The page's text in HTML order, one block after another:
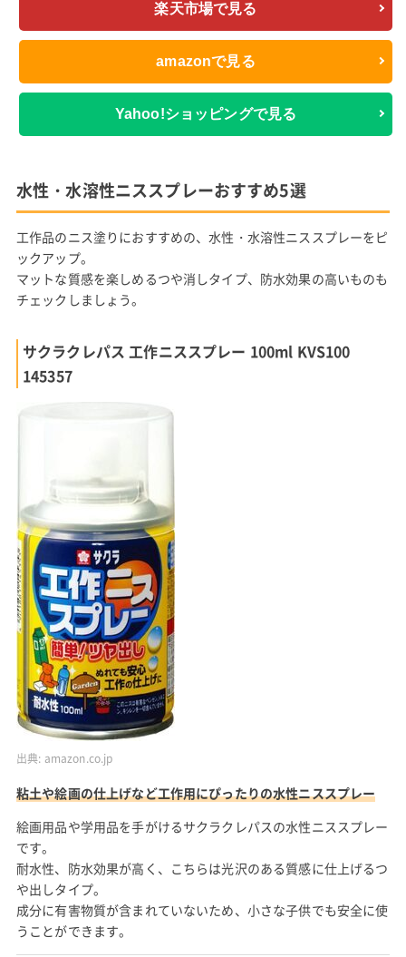
楽天市場で見る
amazonで見る
Yahoo!ショッピングで見る
水性・水溶性ニススプレーおすすめ5選
工作品のニス塗りにおすすめの、水性・水溶性ニススプレーをピ
ックアップ。
マットな質感を楽しめるつや消しタイプ、防水効果の高いものも
チェックしましょう。
サクラクレパス 工作ニススプレー 100ml KVS100
145357
出典: amazon.co.jp
粘土や絵画の仕上げなど工作用にぴったりの水性ニススプレー
絵画用品や学用品を手がけるサクラクレパスの水性ニススプレー
です。
耐水性、防水効果が高く、こちらは光沢のある質感に仕上げるつ
や出しタイプ。
成分に有害物質が含まれていないため、小さな子供でも安全に使
うことができます。